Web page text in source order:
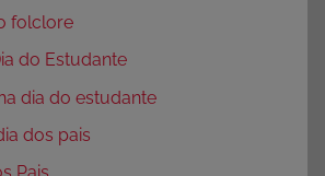
folclore
do Estudante
dia do estudante
dos pais